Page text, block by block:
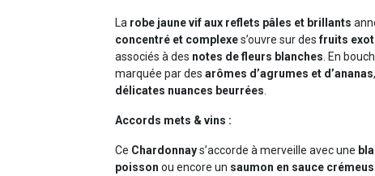
La robe jaune vif aux reflets pâles et brillants
concentré et complexes’ouvre sur desfruits
associés à des notes de fleurs blanches . En
marquée par des arômes d’agrumes et d’ananas
délicates nuances beurrées
Accords mets & vins :
Ce Chardonnays’accorde à merveille avec une
poisson ou encore un saumon en sauce